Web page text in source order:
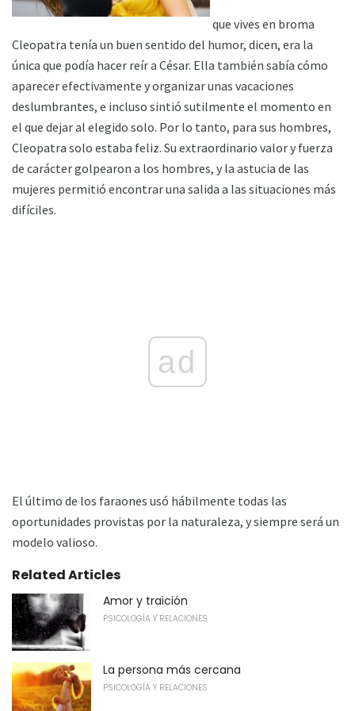
que vives en broma
Cleopatra tenía un buen sentido del humor, dicen, era la
única que podía hacer reír a César. Ella también sabía cómo
aparecer efectivamente y organizar unas vacaciones
deslumbrantes, e incluso sintió sutilmente el momento en
el que dejar al elegido solo. Por lo tanto, para sus hombres,
Cleopatra solo estaba feliz. Su extraordinario valor y fuerza
de carácter golpearon a los hombres, y la astucia de las
mujeres permitió encontrar una salida a las situaciones más
difíciles.
ad
El último de los faraones usó hábilmente todas las
oportunidades provistas por la naturaleza, y siempre será un
modelo valioso.
Related Articles
Amor y traición
PSICOLOGÍA Y RELACIONES
La persona más cercana
PSICOLOGÍA Y RELACIONES